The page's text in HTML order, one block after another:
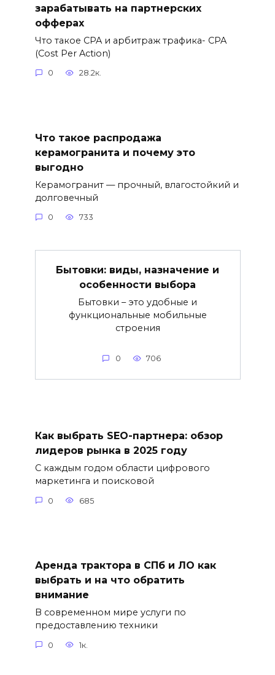
зарабатывать на партнерских
офферах
Что такое CPA и арбитраж трафика- CPA
(Cost Per Action)
0 28.2к.
Что такое распродажа
керамогранита и почему это
выгодно
Керамогранит — прочный, влагостойкий и
долговечный
0 733
Бытовки: виды, назначение и
особенности выбора
Бытовки – это удобные и
функциональные мобильные
строения
0 706
Как выбрать SEO-партнера: обзор
лидеров рынка в 2025 году
С каждым годом области цифрового
маркетинга и поисковой
0 685
Аренда трактора в СПб и ЛО как
выбрать и на что обратить
внимание
В современном мире услуги по
предоставлению техники
0 1к.